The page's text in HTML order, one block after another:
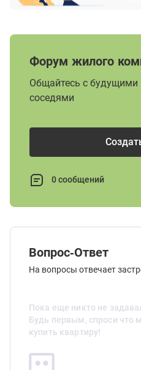
Форум жилого
Общайтесь с будущими
соседями
0 сообщений
Вопрос-Ответ
На вопросы отвечает
Пока еще никто не
Будь первым, спроси что
купить квартиру!